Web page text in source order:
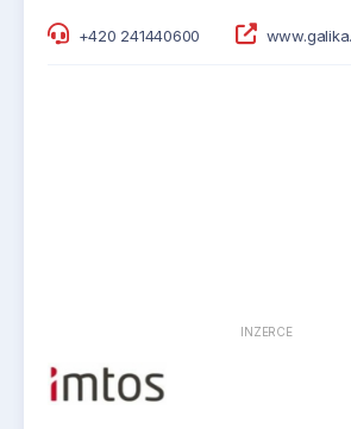
+420 241440600
INZERCE